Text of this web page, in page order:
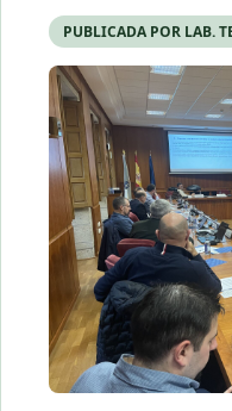
PUBLICADA POR LAB.